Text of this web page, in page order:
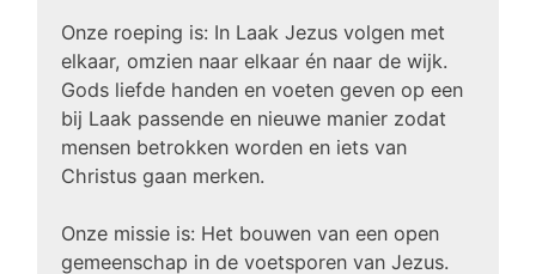
Onze roeping is: In Laak Jezus volgen met
elkaar, omzien naar elkaar én naar de wijk.
Gods liefde handen en voeten geven op een
bij Laak passende en nieuwe manier zodat
mensen betrokken worden en iets van
Christus gaan merken.
Onze missie is: Het bouwen van een open
gemeenschap in de voetsporen van Jezus.